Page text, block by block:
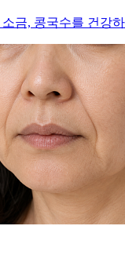
소금, 콩국수를 건강